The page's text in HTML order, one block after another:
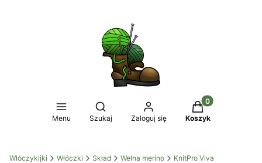
Menu
Otwórz wyszukiwarkę
Szukaj Zaloguj się
Produkty w
Koszyk
Włóczykijki Włóczki Skład Wełna merino KnitPro Viva